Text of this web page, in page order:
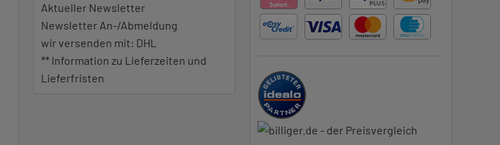
Aktueller Newsletter
Newsletter An-/Abmeldung
wir versenden mit: DHL
** Information zu Lieferzeiten und
Lieferfristen